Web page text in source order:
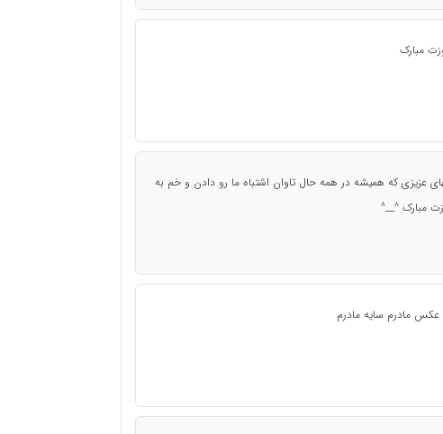
مبارک
عزیزی که همیشه در همه حال تاوان اشتباه ما رو دادن و خم به
مبارک ^__^
مادرم سایه مادرم